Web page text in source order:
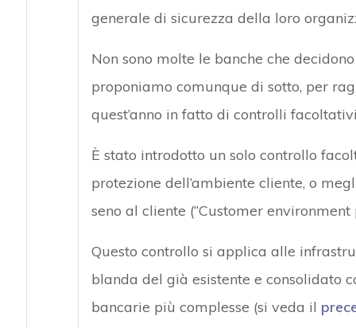
generale di sicurezza della loro
Non sono molte le banche che
proponiamo comunque di sotto, per
quest’anno in fatto di controlli
È stato introdotto un solo controllo
protezione dell’ambiente cliente, o
seno al cliente (“Customer environment
Questo controllo si applica alle
blanda del già esistente e consolidato
bancarie più complesse (si veda il